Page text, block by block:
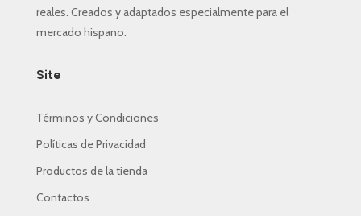
reales. Creados y adaptados especialmente para el
mercado hispano.
Site
Términos y Condiciones
Políticas de Privacidad
Productos de la tienda
Contactos